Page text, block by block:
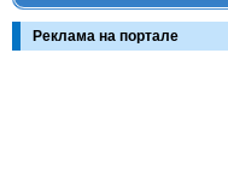
Реклама на портале